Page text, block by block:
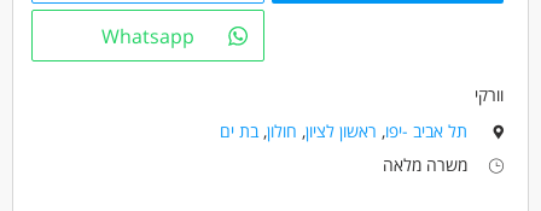
Whatsapp
וורקי
תל אביב -יפו, ראשון לציון, חולון,בת ים
משרה מלאה